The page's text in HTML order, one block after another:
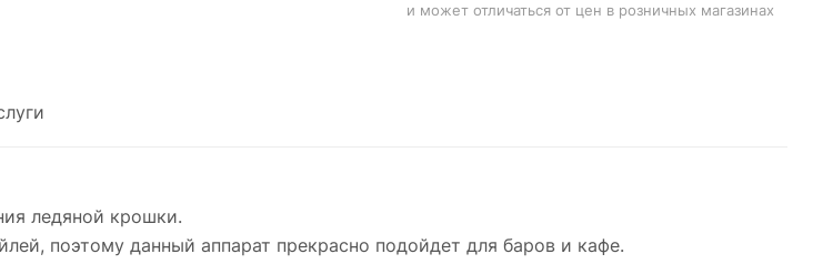
и может отличаться от цен в розничных магазинах
ледяной крошки.
поэтому данный аппарат прекрасно подойдет для баров и кафе.